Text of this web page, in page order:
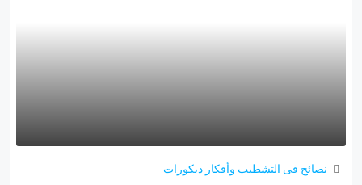
نصائح فى التشطيب وأفكار ديكورات